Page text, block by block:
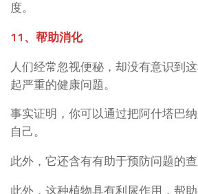
度。
11、帮助消化
人们经常忽视便秘，却没有意识到
起严重的健康问题。
事实证明，你可以通过把阿什塔巴
自己。
此外，它还含有有助于预防问题的查
此外，这种植物具有利尿作用，帮